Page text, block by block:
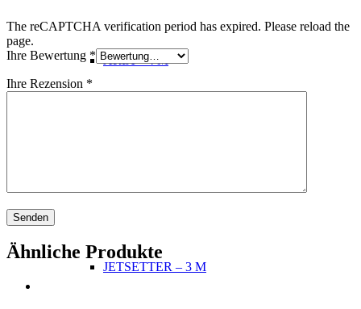
ARIA – 4 M
JETSETTER – 3 M
The reCAPTCHA verification period has expired. Please reload the
page.
Ihre Bewertung *
Ihre Rezension *
Ähnliche Produkte